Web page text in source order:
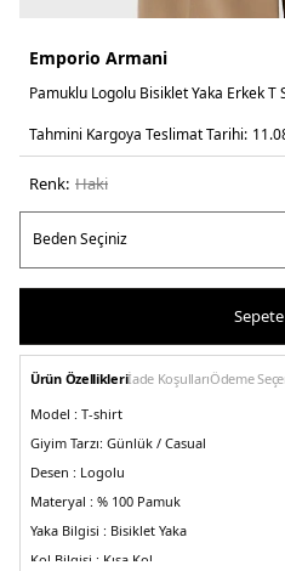
Emporio Armani
Pamuklu Logolu Bisiklet Yaka Erkek T
Tahmini Kargoya Teslimat Tarihi:
Renk: haki̇
Ürün Özellikleriİade KoşullarıÖdeme
Model : T-shirt
Giyim Tarzı: Günlük / Casual
Desen : Logolu
Materyal : % 100 Pamuk
Yaka Bilgisi : Bisiklet Yaka
Kol Bilgisi : Kısa Kol